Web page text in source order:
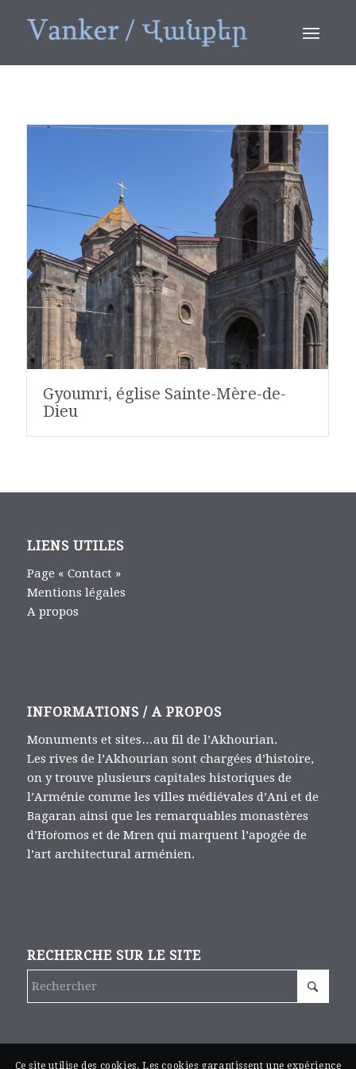
Gyoumri, église Sainte-Mère-de-
Dieu
LIENS UTILES
Page « Contact »
Mentions légales
A propos
INFORMATIONS / A PROPOS
Monuments et sites…au fil de l’Akhourian.
Les rives de l’Akhourian sont chargées d’histoire,
on y trouve plusieurs capitales historiques de
l’Arménie comme les villes médiévales d’Ani et de
Bagaran ainsi que les remarquables monastères
d’Hoṙomos et de Mren qui marquent l’apogée de
l’art architectural arménien.
RECHERCHE SUR LE SITE
Ce site utilise des cookies. Les cookies garantissent une expérience